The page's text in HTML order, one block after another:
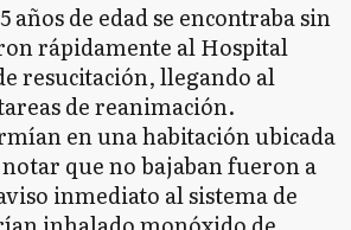
de edad se encontraba sin
rápidamente al Hospital
resucitación, llegando al
de reanimación.
en una habitación ubicada
que no bajaban fueron a
inmediato al sistema de